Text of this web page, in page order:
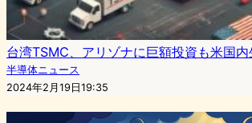
台湾TSMC、アリゾナに巨額投資も米国
半導体ニュース
2024年2月19日19:35